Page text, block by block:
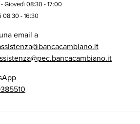
Giovedì 08:30 - 17:00
08:30 - 16:30
email a